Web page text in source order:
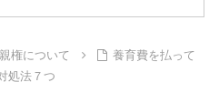
権について
養育費を払って
処法７つ